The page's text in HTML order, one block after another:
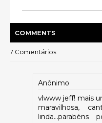
COMMENTS
7 Comentários:
Anônimo
vlwww jeff! mais
maravilhosa,